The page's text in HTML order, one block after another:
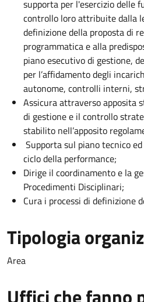
supporta per l'esercizio delle
controllo loro attribuite dalla
definizione della proposta di
programmatica e alla
piano esecutivo di gestione,
per l’affidamento degli
autonome, controlli interni,
Assicura attraverso
di gestione e il controllo
stabilito nell’apposito
Supporta sul piano tecnico
ciclo della performance;
Dirige il coordinamento e la
Procedimenti Disciplinari;
Cura i processi di definizione
Tipologia
Area